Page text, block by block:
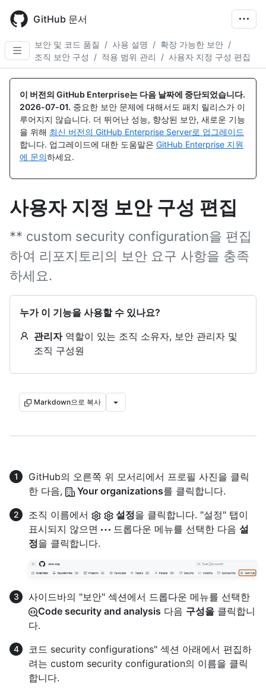
main
content
GitHub 문서
보안 및 코드 품질 / 사용 설명 / 확장 가능한 보안 /
조직 보안 구성
/ 적용 범위 관리 / 사용자 지정 구성 편집
이 버전의 GitHub Enterprise는 다음 날짜에 중단되었습니다.
2026-07-01. 중요한 보안 문제에 대해서도 패치 릴리스가 이
루어지지 않습니다. 더 뛰어난 성능, 향상된 보안, 새로운 기능
을 위해 최신 버전의 GitHub Enterprise Server로 업그레이드
합니다. 업그레이드에 대한 도움말은 GitHub Enterprise 지원
에 문의하세요.
사용자 지정 보안 구성 편집
** custom security configuration을 편집
하여 리포지토리의 보안 요구 사항을 충족
하세요.
누가 이 기능을 사용할 수 있나요?
관리자역할이 있는 조직 소유자, 보안 관리자 및
조직 구성원
Markdown으로 복사
GitHub의 오른쪽 위 모서리에서 프로필 사진을 클릭
한 다음,
Your organizations를 클릭합니다.
조직 이름에서
설정을 클릭합니다. "설정" 탭이
표시되지 않으면
드롭다운 메뉴를 선택한 다음 설
정을 클릭합니다.
사이드바의 "보안" 섹션에서 드롭다운 메뉴를 선택한
Code security and analysis 다음 구성을 클릭합니
다.
코드 security configurations" 섹션 아래에서 편집하
려는 custom security configuration의 이름을 클릭
합니다.